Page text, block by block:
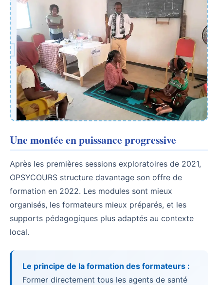
Une montée en puissance progressive
Après les premières sessions exploratoires de 2021,
OPSYCOURS structure davantage son offre de
formation en 2022. Les modules sont mieux
organisés, les formateurs mieux préparés, et les
supports pédagogiques plus adaptés au contexte
local.
Le principe de la formation des formateurs :
Former directement tous les agents de santé